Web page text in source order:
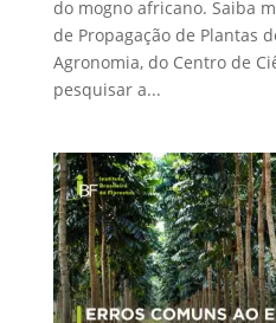
do mogno africano. Saiba
de Propagação de Plantas
Agronomia, do Centro de
pesquisar a...